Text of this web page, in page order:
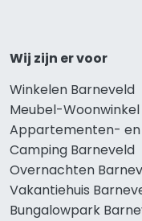
Wij zijn er voor
Winkelen Barneveld
Meubel-
Appartementen- en
Camping Barneveld
Overnachten
Vakantiehuis
Bungalowpark